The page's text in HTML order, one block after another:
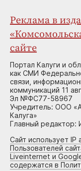
Реклама в
сайте
Портал Калуги и
как СМИ
связи,
коммуникаций 11
Эл №ФС77-58967
Учредитель: ООО
Калуга»
Главный редактор:
Сайт использует
Пользователей
Liveinternet и
содержатся в